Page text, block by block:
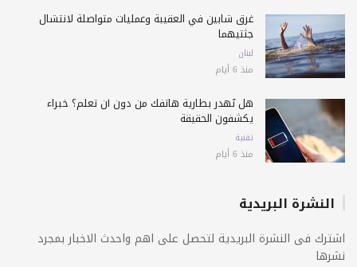
غرق شابين في العقيبة وعمليات متواصلة لانتشال
جثتيهما
لبنان
منذ 6 أيام
هل تُهدر بطارية هاتفك من دون أن تعلم؟ خبراء
يكشفون الحقيقة
تقنية
منذ 6 أيام
النشرة البريدية
اشترك فى النشرة البريدية لتحصل على اهم واحدث الاخبار بمجرد
نشرها